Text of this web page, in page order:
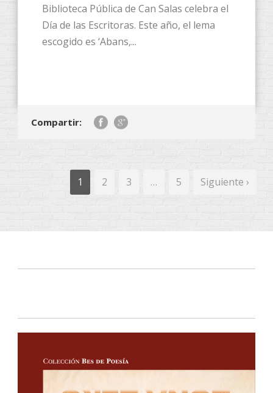
Biblioteca Pública de Can Salas celebra el
Día de las Escritoras. Este año, el lema
escogido es ‘Abans,...
Compartir:
1 2 3 … 5 Siguiente ›